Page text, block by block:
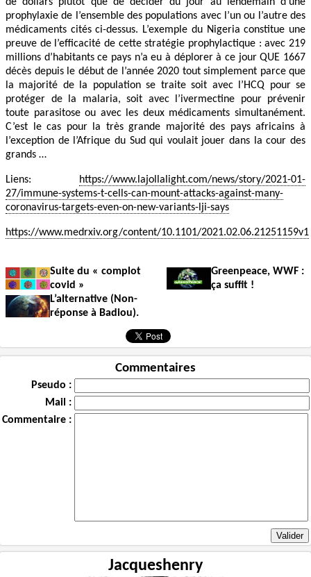
prophylaxie de l’ensemble des populations avec l’un ou l’autre des
médicaments cités ci-dessus. L’exemple du Nigeria constitue une
preuve de l’efficacité de cette stratégie prophylactique : avec 219
millions d’habitants ce pays n’a eu à déplorer à ce jour QUE 1667
décès depuis le début de l’année 2020 tout simplement parce que
la majorité de la population se traite soit avec l’HCQ pour se
protéger de la malaria, soit avec l’ivermectine pour prévenir
toute parasitose ou avec les deux médicaments simultanément.
C’est le cas pour la très grande majorité des pays africains à
l’exception de l’Afrique du Sud qui voulait jouer dans la cour des
grands …
Liens:
https://www.lajollalight.com/news/story/2021-01-
27/immune-systems-t-cells-can-mount-attacks-against-many-
coronavirus-targets-even-on-new-variants-lji-says
https://www.medrxiv.org/content/10.1101/2021.02.06.21251159v1
Suite du « complot
covid »
Greenpeace, WWF :
ça suffit !
L’alternative (Non-
réponse à Badiou).
Commentaires
Pseudo :
Mail :
Commentaire :
Jacqueshenry